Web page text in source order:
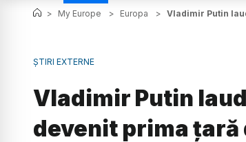
> My Europe > Europa > Vladimir Putin
ȘTIRI EXTERNE
Vladimir Putin
devenit prima țară